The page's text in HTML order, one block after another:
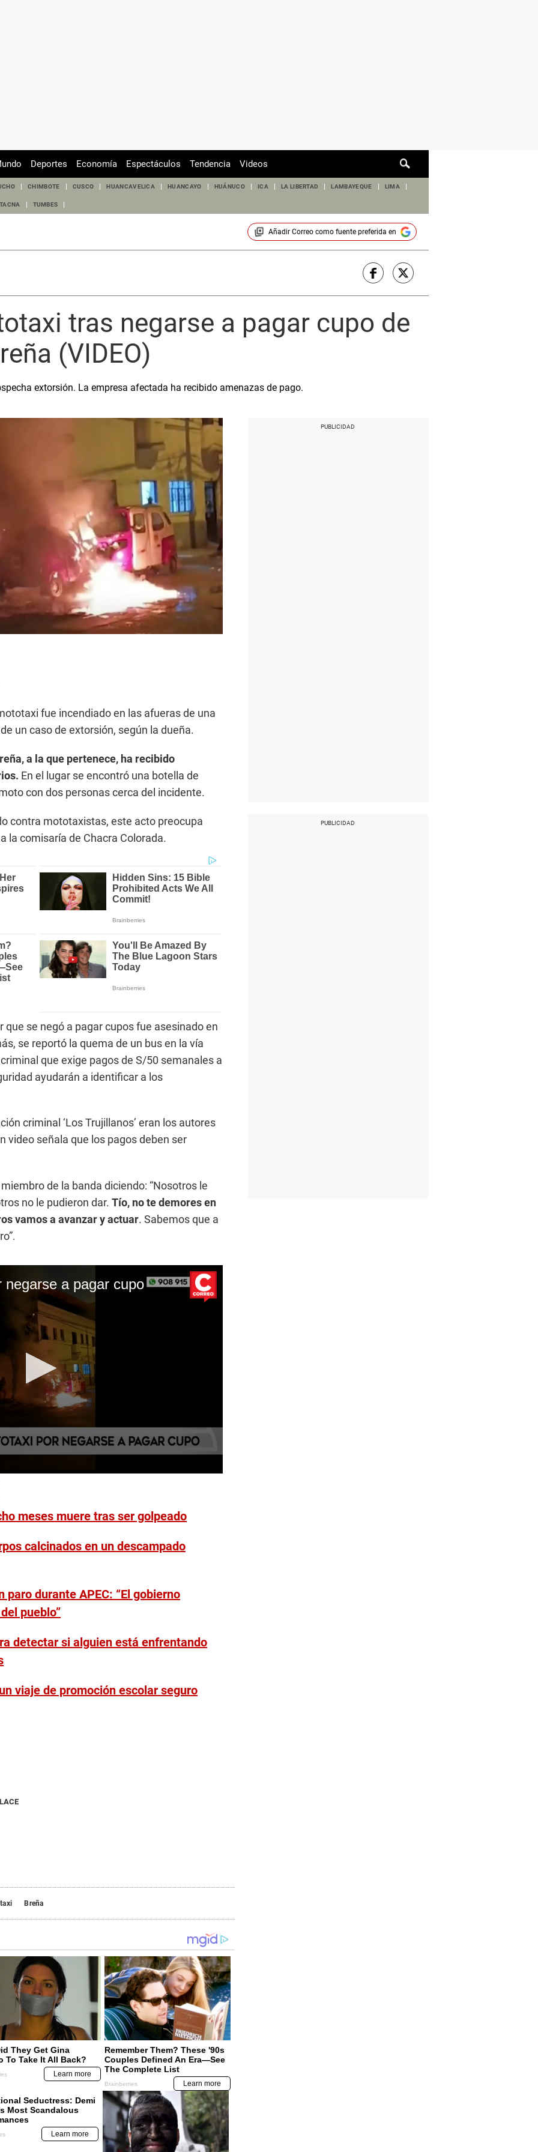
de
Deportes Economía Espectáculos Tendencia Videos
CHIMBOTE CUSCO HUANCAVELICA HUANCAYO HUÁNUCO ICA LA LIBERTAD LAMBAYEQUE LIMA
TACNA TUMBES
Añadir Correocomo fuente preferida en
tras negarse a pagar cupo de
(VIDEO)
extorsión. La empresa afectada ha recibido amenazas de pago.
fue incendiado en las afueras de una
un caso de extorsión, según la dueña.
a la que pertenece, ha recibido
En el lugar se encontró una botella de
con dos personas cerca del incidente.
contra mototaxistas, este acto preocupa
la comisaría de Chacra Colorada.
que se negó a pagar cupos fue asesinado en
se reportó la quema de un bus en la vía
que exige pagos de S/50 semanales a
ayudarán a identificar a los
criminal ‘Los Trujillanos’ eran los autores
video señala que los pagos deben ser
de la banda diciendo: “Nosotros le
no le pudieron dar. Tío, no te demores en
vamos a avanzar y actuar. Sabemos que a
a pagar cupo
meses muere tras ser golpeado
calcinados en un descampado
durante APEC: “El gobierno
pueblo”
detectar si alguien está enfrentando
viaje de promoción escolar seguro
Breña